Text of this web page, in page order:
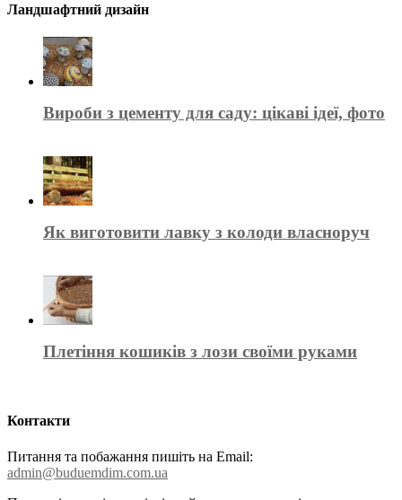
Ландшафтний дизайн
Вироби з цементу для саду: цікаві ідеї, фото
Як виготовити лавку з колоди власноруч
Плетіння кошиків з лози своїми руками
Контакти
Питання та побажання пишіть на Email:
admin@buduemdim.com.ua